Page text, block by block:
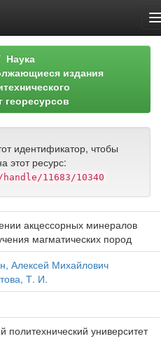
Наука
издания
георесурсов
идентификатор, чтобы
этот ресурс:
11683/10340
акцессорных минералов
магматических пород
Алексей Михайлович
Т. И.
политехнический университет